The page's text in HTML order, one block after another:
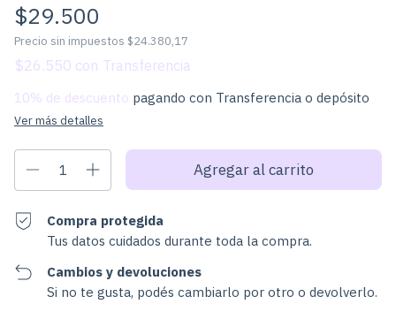
$29.500
Precio sin impuestos $24.380,17
$26.550 con
10% de descuento pagando con Transferencia o depósito
Ver más detalles
Compra protegida
Tus datos cuidados durante toda la compra.
Cambios y devoluciones
Si no te gusta, podés cambiarlo por otro o devolverlo.